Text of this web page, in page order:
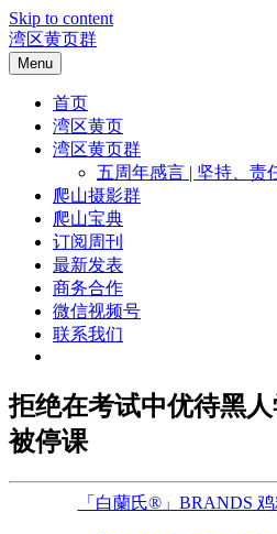
Skip to content
湾区黄页群
Menu
首页
湾区黄页
湾区黄页群
五周年感言 | 坚持、责
爬山摄影群
爬山宝典
订阅周刊
最新发表
商务合作
微信视频号
联系我们
拒绝在考试中优待黑
被停课
「白蘭氏®」BRANDS